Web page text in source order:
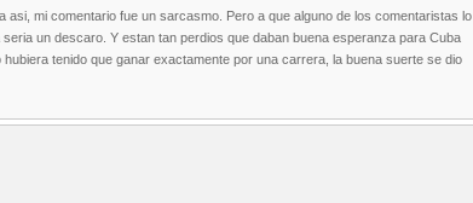
mi comentario fue un sarcasmo. Pero a que alguno de los comentaristas lo
un descaro. Y estan tan perdios que daban buena esperanza para Cuba
tenido que ganar exactamente por una carrera, la buena suerte se dio